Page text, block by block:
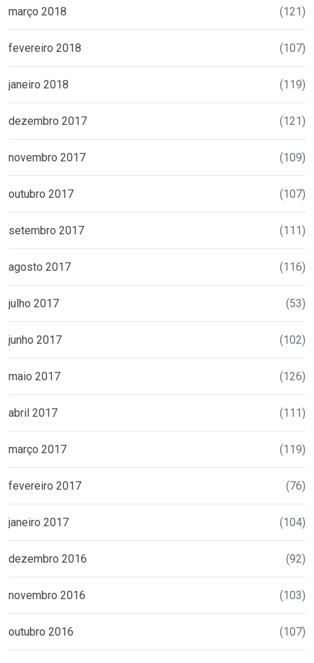
março 2018 (121)
fevereiro 2018 (107)
janeiro 2018 (119)
dezembro 2017 (121)
novembro 2017 (109)
outubro 2017 (107)
setembro 2017 (111)
agosto 2017 (116)
julho 2017 (53)
junho 2017 (102)
maio 2017 (126)
abril 2017 (111)
março 2017 (119)
fevereiro 2017 (76)
janeiro 2017 (104)
dezembro 2016 (92)
novembro 2016 (103)
outubro 2016 (107)